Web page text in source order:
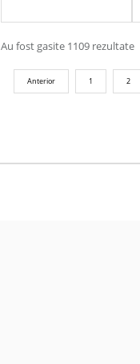
Au fost gasite 1109 rezultate
Anterior 1 2